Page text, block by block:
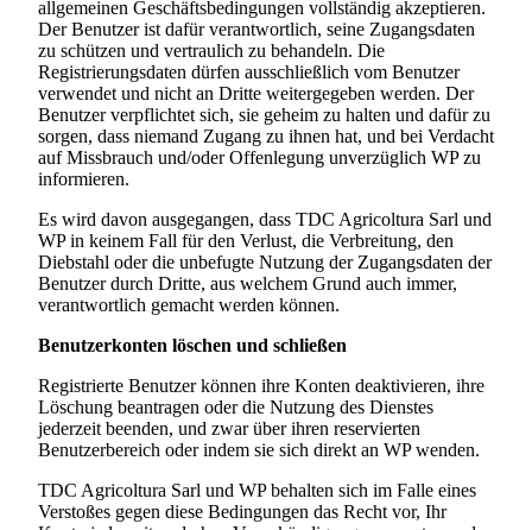
allgemeinen Geschäftsbedingungen vollständig akzeptieren.
Der Benutzer ist dafür verantwortlich, seine Zugangsdaten
zu schützen und vertraulich zu behandeln. Die
Registrierungsdaten dürfen ausschließlich vom Benutzer
verwendet und nicht an Dritte weitergegeben werden. Der
Benutzer verpflichtet sich, sie geheim zu halten und dafür zu
sorgen, dass niemand Zugang zu ihnen hat, und bei Verdacht
auf Missbrauch und/oder Offenlegung unverzüglich WP zu
informieren.
Es wird davon ausgegangen, dass TDC Agricoltura Sarl und
WP in keinem Fall für den Verlust, die Verbreitung, den
Diebstahl oder die unbefugte Nutzung der Zugangsdaten der
Benutzer durch Dritte, aus welchem Grund auch immer,
verantwortlich gemacht werden können.
Benutzerkonten löschen und schließen
Registrierte Benutzer können ihre Konten deaktivieren, ihre
Löschung beantragen oder die Nutzung des Dienstes
jederzeit beenden, und zwar über ihren reservierten
Benutzerbereich oder indem sie sich direkt an WP wenden.
TDC Agricoltura Sarl und WP behalten sich im Falle eines
Verstoßes gegen diese Bedingungen das Recht vor, Ihr